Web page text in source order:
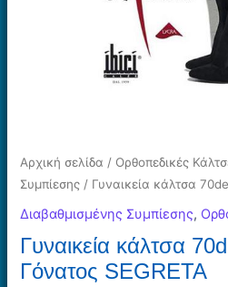
Αρχική σελίδα / Ορθοπεδικές
Συμπίεσης / Γυναικεία κάλτσα
Διαβαθμισμένης Συμπίεσης,
Γυναικεία κάλτσα
Γόνατος SEGRETA